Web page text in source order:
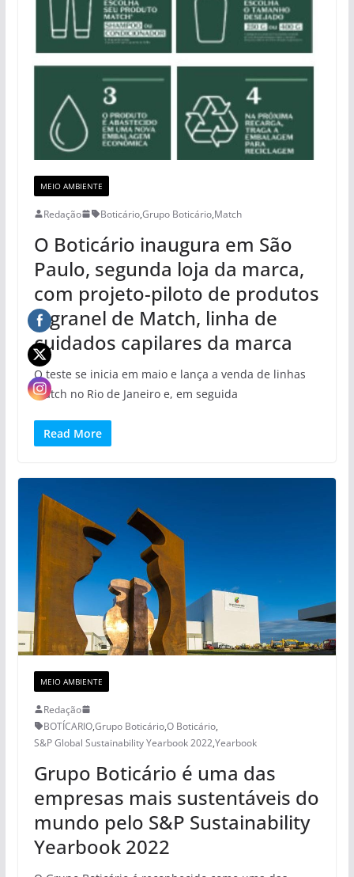
MEIO AMBIENTE
Redação Boticário,Grupo Boticário,Match
O Boticário inaugura em São
Paulo, segunda loja da marca,
com projeto-piloto de produtos
a granel de Match, linha de
cuidados capilares da marca
O teste se inicia em maio e lança a venda de linhas
Match no Rio de Janeiro e, em seguida
Read More
MEIO AMBIENTE
Redação
BOTÍCARIO,Grupo Boticário,O Boticário,
S&P Global Sustainability Yearbook 2022,Yearbook
Grupo Boticário é uma das
empresas mais sustentáveis do
mundo pelo S&P Sustainability
Yearbook 2022